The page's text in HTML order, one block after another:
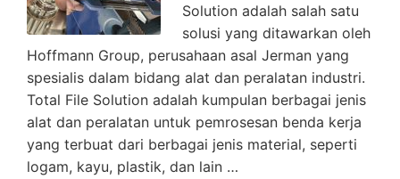
Solution adalah salah satu
solusi yang ditawarkan oleh
Hoffmann Group, perusahaan asal Jerman yang
spesialis dalam bidang alat dan peralatan industri.
Total File Solution adalah kumpulan berbagai jenis
alat dan peralatan untuk pemrosesan benda kerja
yang terbuat dari berbagai jenis material, seperti
logam, kayu, plastik, dan lain …